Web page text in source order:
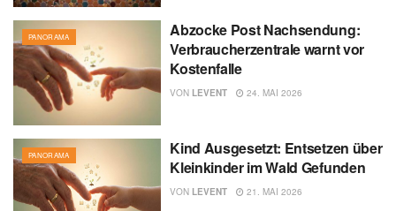
PANORAMA
Abzocke Post Nachsendung:
Verbraucherzentrale warnt vor
Kostenfalle
VON LEVENT 24. MAI 2026
PANORAMA
Kind Ausgesetzt: Entsetzen über
Kleinkinder im Wald Gefunden
VON LEVENT 21. MAI 2026